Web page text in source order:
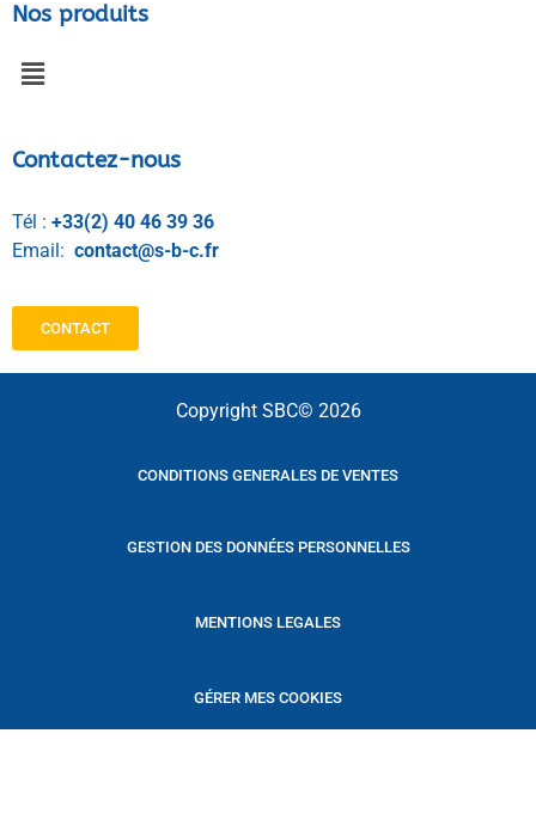
Nos produits
Contactez-nous
Tél : +33(2) 40 46 39 36
Email: contact@s-b-c.fr
CONTACT
Copyright SBC© 2026
CONDITIONS GENERALES DE VENTES
GESTION DES DONNÉES PERSONNELLES
MENTIONS LEGALES
GÉRER MES COOKIES